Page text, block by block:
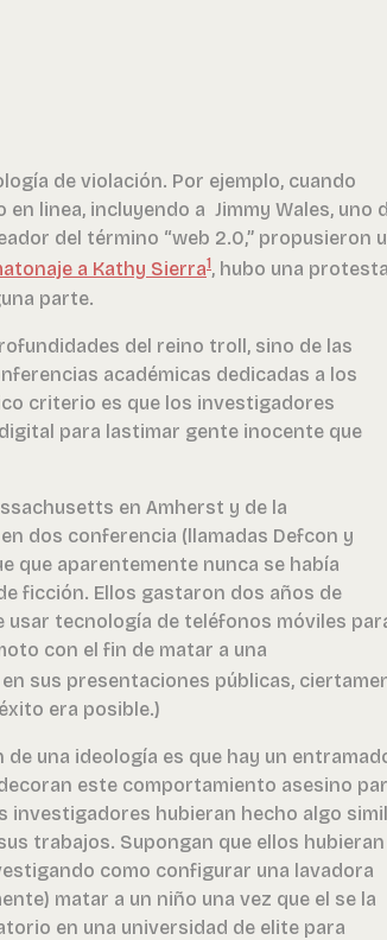
de violación. Por ejemplo, cuando
linea, incluyendo a Jimmy Wales, uno
del término “web 2.0,” propusieron
a Kathy Sierra1, hubo una protesta
parte.
del reino troll, sino de las
académicas dedicadas a los
criterio es que los investigadores
para lastimar gente inocente que
en Amherst y de la
dos conferencia (llamadas Defcon y
que aparentemente nunca se había
ficción. Ellos gastaron dos años de
usar tecnología de teléfonos móviles
con el fin de matar a una
sus presentaciones públicas,
era posible.)
una ideología es que hay un
este comportamiento asesino
investigadores hubieran hecho algo
trabajos. Supongan que ellos hubieran
como configurar una lavadora
matar a un niño una vez que el se la
en una universidad de elite para